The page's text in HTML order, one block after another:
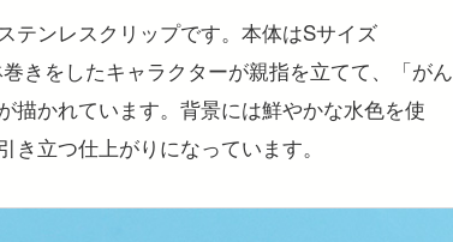
テンレスクリップです。本体はSサイズ
きをしたキャラクターが親指を立てて、「がん
描かれています。背景には鮮やかな水色を使
立つ仕上がりになっています。